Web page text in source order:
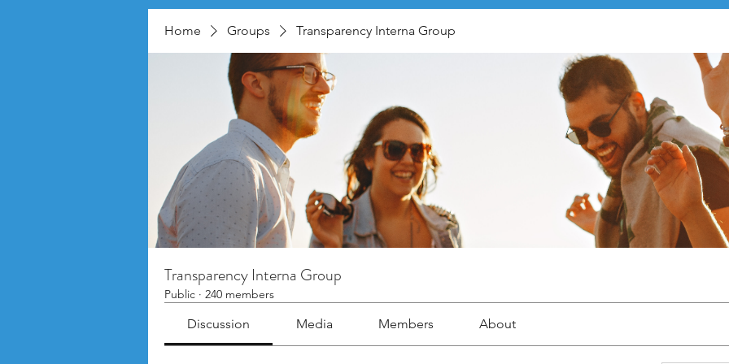
Home Groups Transparency Interna Group
Transparency Interna Group
Public · 240 members
Discussion Media Members About